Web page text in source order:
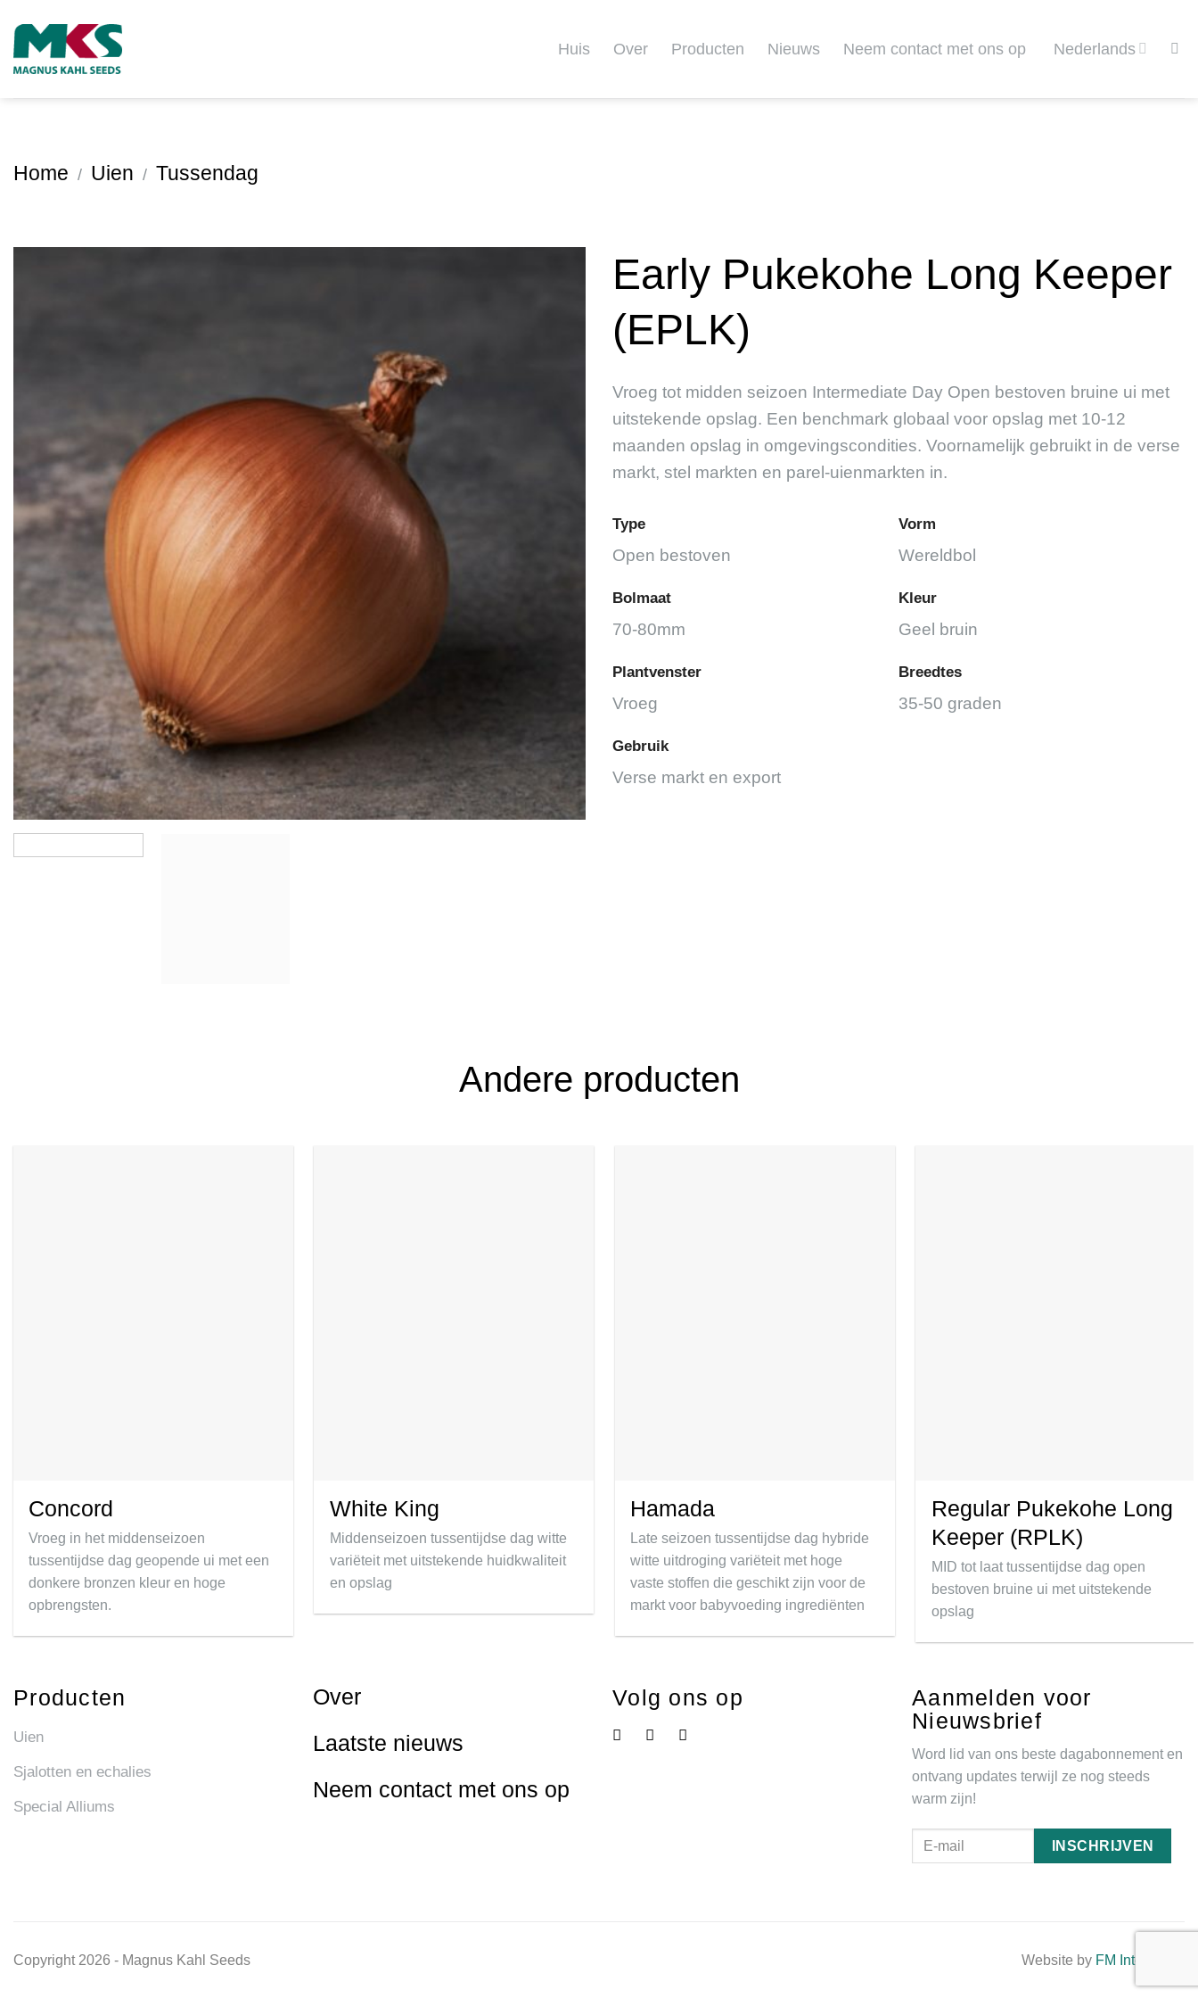
naar
inhoud
Huis Over Producten Nieuws Neem contact met ons op Nederlands
Home / Uien / Tussendag
Early Pukekohe Long Keeper
(EPLK)
Vroeg tot midden seizoen Intermediate Day Open bestoven bruine ui met
uitstekende opslag. Een benchmark globaal voor opslag met 10-12
maanden opslag in omgevingscondities. Voornamelijk gebruikt in de verse
markt, stel markten en parel-uienmarkten in.
Type
Open bestoven
Vorm
Wereldbol
Bolmaat
70-80mm
Kleur
Geel bruin
Plantvenster
Vroeg
Breedtes
35-50 graden
Gebruik
Verse markt en export
Andere producten
Concord
Vroeg in het middenseizoen
tussentijdse dag geopende ui met een
donkere bronzen kleur en hoge
opbrengsten.
White King
Middenseizoen tussentijdse dag witte
variëteit met uitstekende huidkwaliteit
en opslag
Hamada
Late seizoen tussentijdse dag hybride
witte uitdroging variëteit met hoge
vaste stoffen die geschikt zijn voor de
markt voor babyvoeding ingrediënten
Regular Pukekohe Long
Keeper (RPLK)
MID tot laat tussentijdse dag open
bestoven bruine ui met uitstekende
opslag
Producten
Uien
Sjalotten en echalies
Special Alliums
Over
Laatste nieuws
Neem contact met ons op
Volg ons op
Aanmelden voor
Nieuwsbrief
Word lid van ons beste dagabonnement en
ontvang updates terwijl ze nog steeds
warm zijn!
Website by FM Interactive
Copyright 2026 - Magnus Kahl Seeds